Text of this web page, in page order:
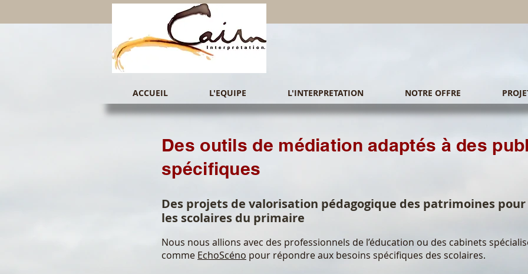
ACCUEIL L'EQUIPE L'INTERPRETATION NOTRE OFFRE
Des outils de médiation adaptés à des
spécifiques
Des projets de valorisation pédagogique des patrimoines pour
les scolaires du primaire
Nous nous allions avec des professionnels de l’éducation ou des cabinets
comme EchoScéno pour répondre aux besoins spécifiques des scolaires.